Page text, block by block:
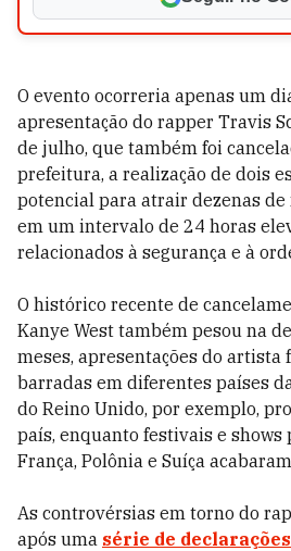
O evento ocorreria apenas um
apresentação do rapper Travis
de julho, que também foi
prefeitura, a realização de dois
potencial para atrair dezenas
em um intervalo de 24 horas
relacionados à segurança e à
O histórico recente de
Kanye West também pesou na
meses, apresentações do artista
barradas em diferentes países
do Reino Unido, por exemplo,
país, enquanto festivais e shows
França, Polônia e Suíça
As controvérsias em torno do
após uma série de